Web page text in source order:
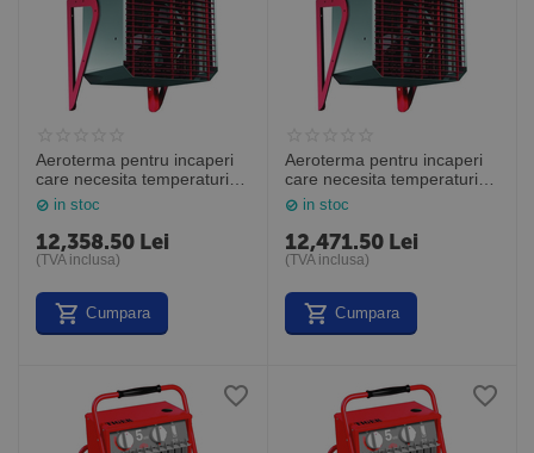
Aeroterma pentru incaperi
care necesita temperaturi
inalte Elektra ELH633, 6kW,
Frico Suedia
in stoc
12,358.50 Lei
(TVA inclusa)
Cumpara
Aeroterma pentru incaperi
care necesita temperaturi
inalte Elektra ELH933, 9kW,
Frico Suedia
in stoc
12,471.50 Lei
(TVA inclusa)
Cumpara